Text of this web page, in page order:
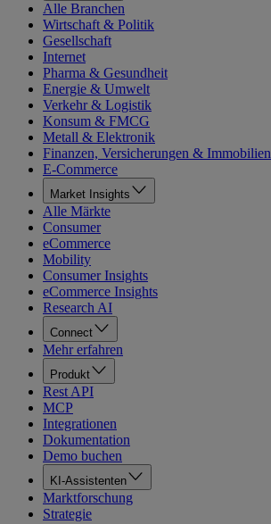
Alle Branchen
Wirtschaft & Politik
Gesellschaft
Internet
Pharma & Gesundheit
Energie & Umwelt
Verkehr & Logistik
Konsum & FMCG
Metall & Elektronik
Finanzen, Versicherungen & Immobilien
E-Commerce
Market Insights
Alle Märkte
Consumer
eCommerce
Mobility
Consumer Insights
eCommerce Insights
Research AI
Connect
Mehr erfahren
Produkt
Rest API
MCP
Integrationen
Dokumentation
Demo buchen
KI-Assistenten
Marktforschung
Strategie